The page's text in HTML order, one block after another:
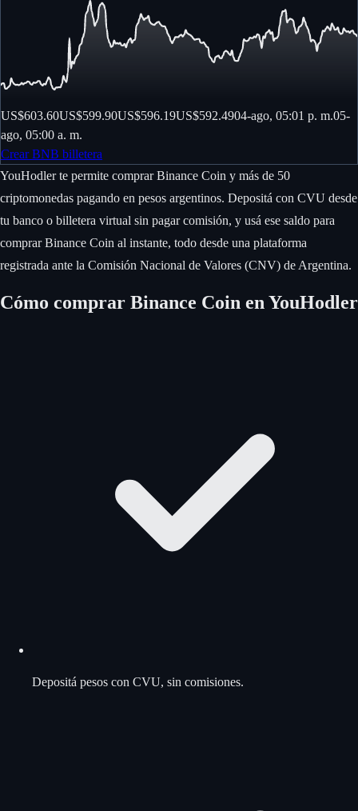
US$603.60US$599.90US$596.19US$592.4904-ago, 05:01 p. m.05-
ago, 05:00 a. m.
Crear BNB billetera
YouHodler te permite comprar Binance Coin y más de 50
criptomonedas pagando en pesos argentinos. Depositá con CVU desde
tu banco o billetera virtual sin pagar comisión, y usá ese saldo para
comprar Binance Coin al instante, todo desde una plataforma
registrada ante la Comisión Nacional de Valores (CNV) de Argentina.
Cómo comprar Binance Coin en YouHodler
Depositá pesos con CVU, sin comisiones.